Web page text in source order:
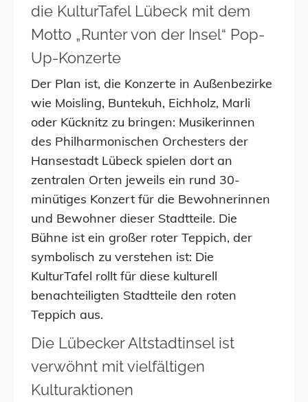
die KulturTafel Lübeck mit dem
Motto „Runter von der Insel“ Pop-
Up-Konzerte
Der Plan ist, die Konzerte in Außenbezirke
wie Moisling, Buntekuh, Eichholz, Marli
oder Kücknitz zu bringen: Musikerinnen
des Philharmonischen Orchesters der
Hansestadt Lübeck spielen dort an
zentralen Orten jeweils ein rund 30-
minütiges Konzert für die Bewohnerinnen
und Bewohner dieser Stadtteile. Die
Bühne ist ein großer roter Teppich, der
symbolisch zu verstehen ist: Die
KulturTafel rollt für diese kulturell
benachteiligten Stadtteile den roten
Teppich aus.
Die Lübecker Altstadtinsel ist
verwöhnt mit vielfältigen
Kulturaktionen